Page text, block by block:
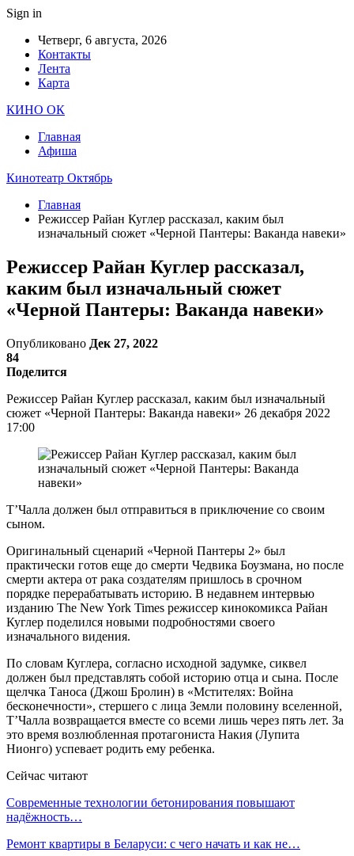
Sign in
Четверг, 6 августа, 2026
Контакты
Лента
Карта
КИНО ОК
Главная
Афиша
Кинотеатр Октябрь
Главная
Режиссер Райан Куглер рассказал, каким был
изначальный сюжет «Черной Пантеры: Ваканда навеки»
Режиссер Райан Куглер рассказал,
каким был изначальный сюжет
«Черной Пантеры: Ваканда навеки»
Опубликовано Дек 27, 2022
84
Поделится
Режиссер Райан Куглер рассказал, каким был изначальный
сюжет «Черной Пантеры: Ваканда навеки» 26 декабря 2022
17:00
Т’Чалла должен был отправиться в приключение со своим
сыном.
Оригинальный сценарий «Черной Пантеры 2» был
практически готов еще до смерти Чедвика Боузмана, но после
смерти актера от рака создателям пришлось в срочном
порядке перерабатывать историю. В недавнем интервью
изданию The New York Times режиссер кинокомикса Райан
Куглер поделился новыми подробностями своего
изначального видения.
По словам Куглера, согласно исходной задумке, сиквел
должен был представлять собой историю отца и сына. После
щелчка Таноса (Джош Бролин) в «Мстителях: Война
бесконечности», стершего с лица Земли половину вселенной,
Т’Чалла возвращается вместе со всеми лишь через пять лет. За
это время возлюбленная протагониста Накия (Лупита
Нионго) успевает родить ему ребенка.
Сейчас читают
Современные технологии бетонирования повышают
надёжность…
Ремонт квартиры в Беларуси: с чего начать и как не…